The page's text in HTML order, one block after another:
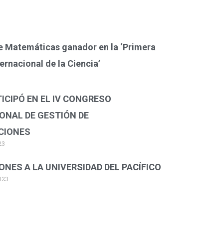
Matemáticas ganador en la ‘Primera
de la Ciencia’
EN EL IV CONGRESO
DE GESTIÓN DE
A LA UNIVERSIDAD DEL PACÍFICO